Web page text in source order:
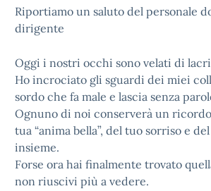
Riportiamo un saluto del personale
dirigente
Oggi i nostri occhi sono velati di
Ho incrociato gli sguardi dei miei
sordo che fa male e lascia senza
Ognuno di noi conserverà un
tua “anima bella”, del tuo sorriso e
insieme.
Forse ora hai finalmente trovato
non riuscivi più a vedere.